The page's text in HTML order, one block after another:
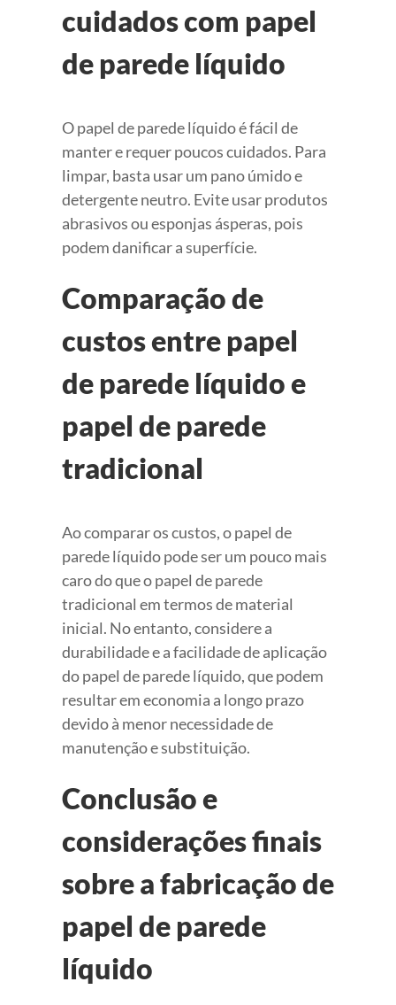
cuidados com papel
de parede líquido
O papel de parede líquido é fácil de
manter e requer poucos cuidados. Para
limpar, basta usar um pano úmido e
detergente neutro. Evite usar produtos
abrasivos ou esponjas ásperas, pois
podem danificar a superfície.
Comparação de
custos entre papel
de parede líquido e
papel de parede
tradicional
Ao comparar os custos, o papel de
parede líquido pode ser um pouco mais
caro do que o papel de parede
tradicional em termos de material
inicial. No entanto, considere a
durabilidade e a facilidade de aplicação
do papel de parede líquido, que podem
resultar em economia a longo prazo
devido à menor necessidade de
manutenção e substituição.
Conclusão e
considerações finais
sobre a fabricação de
papel de parede
líquido